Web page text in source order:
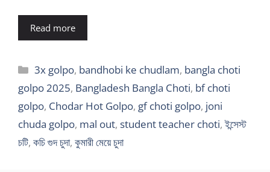
Read more
Categories
3x golpo, bandhobi ke chudlam, bangla choti
golpo 2025, Bangladesh Bangla Choti, bf choti
golpo, Chodar Hot Golpo, gf choti golpo, joni
chuda golpo, mal out, student teacher choti,ইন্সেস্ট
চটি, কচি গুদ চুদা, কুমারী মেয়ে চুদা